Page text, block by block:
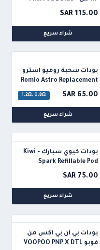
Raspberry 1.7ml 50mg
SAR 115.00
شراء سريع
بودات سحبة روميو استرو
Romio Astro Replacement
pod
SAR 65.00
1.2Ω, 0.8Ω
شراء سريع
بودات كيوي سبارك - Kiwi
Spark Refillable Pod
SAR 75.00
شراء سريع
بودات بي ان بي اكس من
فوبو VOOPOO PNP X DTL